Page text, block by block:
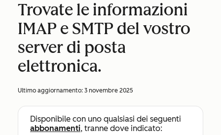
Trovate le informazioni
IMAP e SMTP del vostro
server di posta
elettronica.
Ultimo aggiornamento: 3 novembre 2025
Disponibile con uno qualsiasi dei seguenti
abbonamenti, tranne dove indicato: